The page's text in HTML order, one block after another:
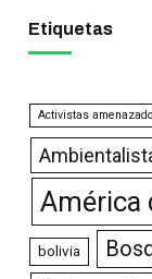
Etiquetas
Activistas
América
bolivia